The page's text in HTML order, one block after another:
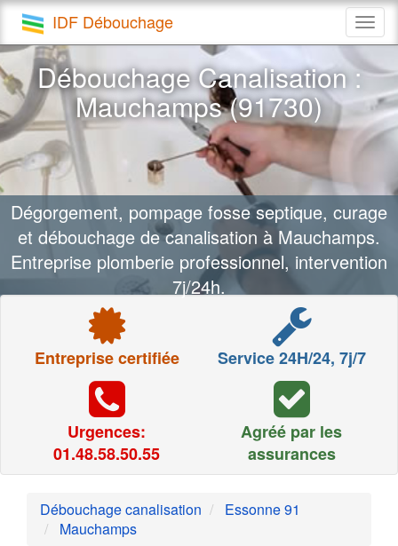
IDF Débouchage
Débouchage Canalisation :
Mauchamps (91730)
Dégorgement, pompage fosse septique, curage
et débouchage de canalisation à Mauchamps.
Entreprise plomberie professionnel, intervention
7j/24h.
Entreprise certifiée Service 24H/24, 7j/7
Urgences:
01.48.58.50.55
Agréé par les
assurances
Débouchage canalisation
Essonne 91
Mauchamps